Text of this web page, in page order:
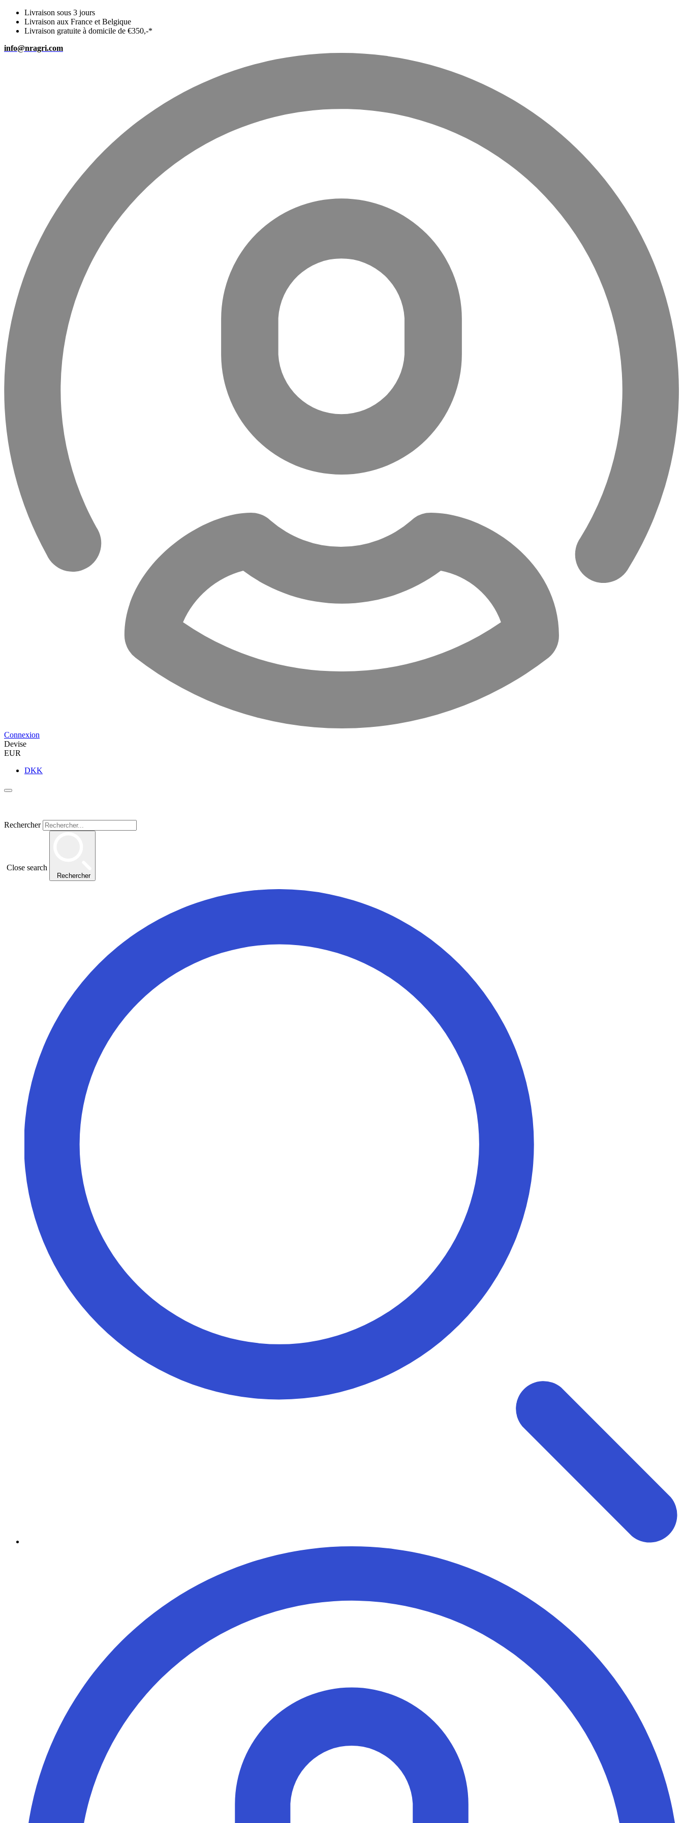
Livraison sous 3 jours
Livraison aux France et Belgique
Livraison gratuite à domicile de €350,-*
info@nragri.com
Connexion
Devise
EUR
DKK
Rechercher
Close search
Rechercher